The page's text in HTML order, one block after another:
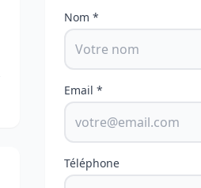
Nom *
Email *
Téléphone